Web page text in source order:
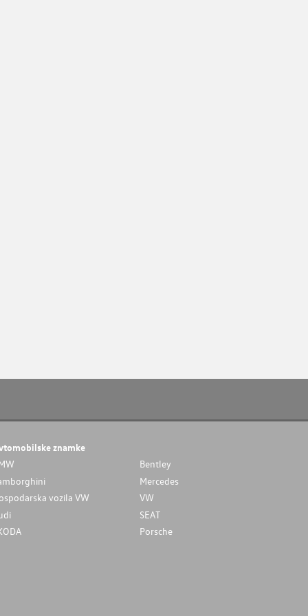
znamke
Bentley
Mercedes
vozila VW
VW
SEAT
Porsche